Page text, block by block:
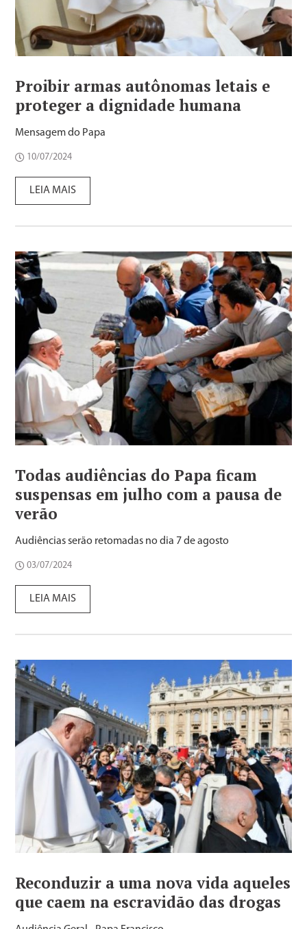
Proibir armas autônomas letais e
proteger a dignidade humana
Mensagem do Papa
10/07/2024
LEIA MAIS
Todas audiências do Papa ficam
suspensas em julho com a pausa de
verão
Audiências serão retomadas no dia 7 de agosto
03/07/2024
LEIA MAIS
Reconduzir a uma nova vida aqueles
que caem na escravidão das drogas